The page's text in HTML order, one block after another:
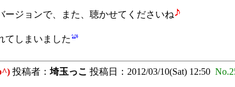
ージョンで、また、聴かせてくださいね
てしまいました
投稿者： 埼玉っこ 投稿日：2012/03/10(Sat) 12:50